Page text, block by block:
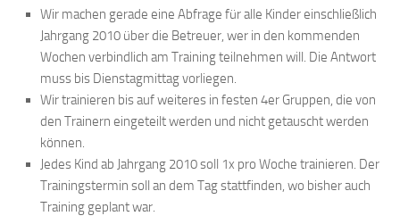
Wir machen gerade eine Abfrage für alle Kinder einschließlich
Jahrgang 2010 über die Betreuer, wer in den kommenden
Wochen verbindlich am Training teilnehmen will. Die Antwort
muss bis Dienstagmittag vorliegen.
Wir trainieren bis auf weiteres in festen 4er Gruppen, die von
den Trainern eingeteilt werden und nicht getauscht werden
können.
Jedes Kind ab Jahrgang 2010 soll 1x pro Woche trainieren. Der
Trainingstermin soll an dem Tag stattfinden, wo bisher auch
Training geplant war.